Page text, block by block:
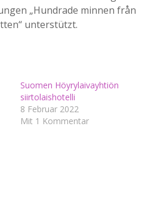
„Hundrade minnen från
unterstützt.
Suomen Höyrylaivayhtiön
siirtolaishotelli
8 Februar 2022
Mit 1 Kommentar